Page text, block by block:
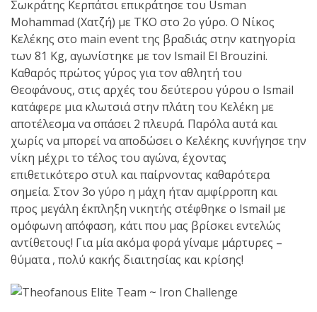
πραγματοποιήθηκε το
κλειστό σεμινάριο
Brazilian Jiu-Jitsu με τον
Grand Master Reyson
Gracie στο Fight Club
Galatsi!
Ο
Κορυφαίος
Βραζιλιάνος προπονητής
Reyson Gracie Red Belt 9th
Degree, σε σεμινάριο BJJ
για λίγους, στο Fight Club
Σωκράτης Κερπάτσι επικράτησε του Usman
Mohammad (Χατζή) με ΤΚΟ στο 2ο γύρο. Ο Νίκος
Κελέκης στο main event της βραδιάς στην κατηγορία
των 81 Kg, αγωνίστηκε με τον Ismail El Brouzini.
Καθαρός πρώτος γύρος για τον αθλητή του
Θεοφάνους, στις αρχές του δεύτερου γύρου ο Ismail
κατάφερε μια κλωτσιά στην πλάτη του Κελέκη με
αποτέλεσμα να σπάσει 2 πλευρά. Παρόλα αυτά και
χωρίς να μπορεί να αποδώσει ο Κελέκης κυνήγησε την
νίκη μέχρι το τέλος του αγώνα, έχοντας
επιθετικότερο στυλ και παίρνοντας καθαρότερα
σημεία. Στον 3ο γύρο η μάχη ήταν αμφίρροπη και
προς μεγάλη έκπληξη νικητής στέφθηκε ο Ismail με
ομόφωνη απόφαση, κάτι που μας βρίσκει εντελώς
αντίθετους! Για μία ακόμα φορά γίναμε μάρτυρες –
θύματα , πολύ κακής διαιτησίας και κρίσης!